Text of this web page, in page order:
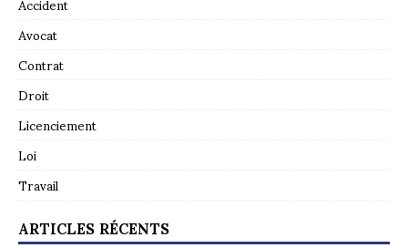
Avocat
Contrat
Droit
Licenciement
Loi
Travail
ARTICLES RÉCENTS